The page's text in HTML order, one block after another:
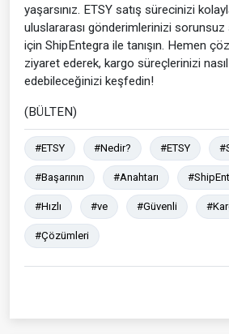
yaşarsınız. ETSY satış sürecinizi
uluslararası gönderimlerinizi
için ShipEntegra ile tanışın. Hemen
ziyaret ederek, kargo süreçlerinizi
edebileceğinizi keşfedin!
(BÜLTEN)
#ETSY #Nedir? #ETSY
#Başarının #Anahtarı
#Hızlı #ve #Güvenli
#Çözümleri